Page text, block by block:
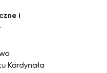
i
Kardynała